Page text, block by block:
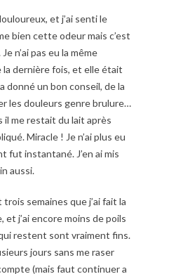
et j’ai senti le
bien cette odeur mais c’est
n’ai pas eu la même
dernière fois, et elle était
donné un bon conseil, de la
les douleurs genre brulure…
il me restait du lait après
Miracle ! Je n’ai plus eu
fut instantané. J’en ai mis
aussi.
trois semaines que j’ai fait la
et j’ai encore moins de poils
restent sont vraiment fins.
jours sans me raser
(mais faut continuer a